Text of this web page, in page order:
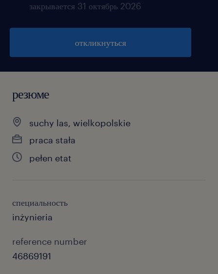
закрывается 31 октябрь 2026
откликнуться
резюме
suchy las, wielkopolskie
praca stała
pełen etat
специальность
inżynieria
reference number
46869191